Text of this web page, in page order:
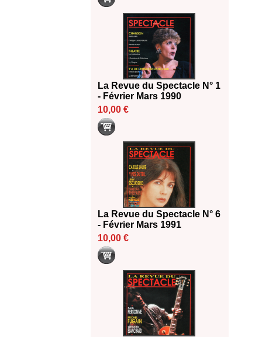
La Revue du Spectacle N° 1
- Février Mars 1990
10,00 €
La Revue du Spectacle N° 6
- Février Mars 1991
10,00 €